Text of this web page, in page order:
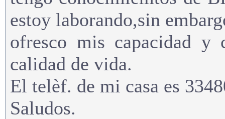
estoy laborando,sin
ofresco mis capacidad y
calidad de vida.
El telèf. de mi casa es
Saludos.